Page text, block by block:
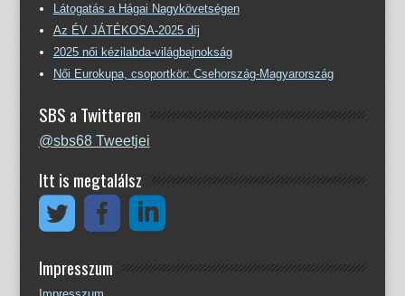
Látogatás a Hágai Nagykövetségen
Az ÉV JÁTÉKOSA-2025 díj
2025 női kézilabda-világbajnokság
Női Eurokupa, csoportkör: Csehország-Magyarország
SBS a Twitteren
@sbs68 Tweetjei
Itt is megtalálsz
Impresszum